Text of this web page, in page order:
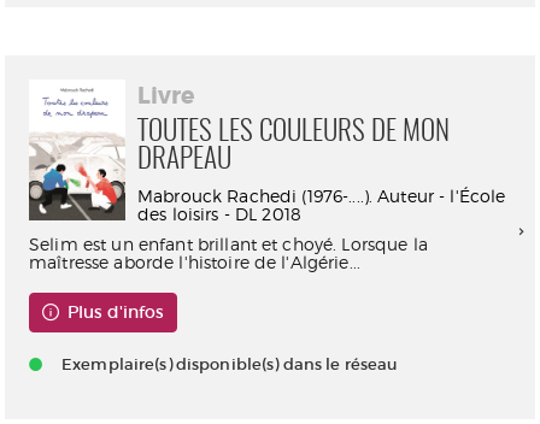
Livre
TOUTES LES COULEURS DE MON
DRAPEAU
Mabrouck Rachedi (1976-....). Auteur - l'École
des loisirs - DL 2018
Selim est un enfant brillant et choyé. Lorsque la
maîtresse aborde l'histoire de l'Algérie...
Plus d'infos
Exemplaire(s) disponible(s) dans le réseau